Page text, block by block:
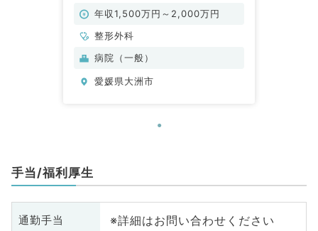
年収1,500万円～2,000万円
整形外科
病院（一般）
愛媛県大洲市
手当/福利厚生
通勤手当 ※詳細はお問い合わせください